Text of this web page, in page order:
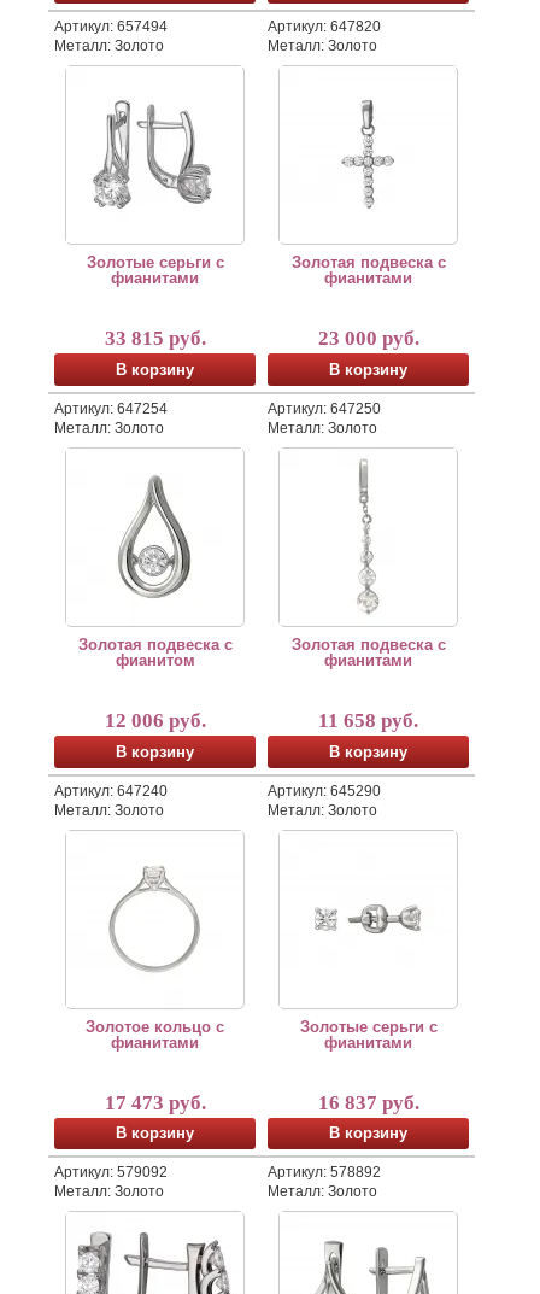
Артикул: 657494
Металл: Золото
Артикул: 647820
Металл: Золото
Золотые серьги с фианитами
Золотые серьги с
фианитами
33 815 руб.
В корзину
Артикул: 647254
Металл: Золото
Золотая подвеска с
Золотая подвеска с
фианитами
23 000 руб.
В корзину
Артикул: 647250
Металл: Золото
Золотая подвеска с фианитом
Золотая подвеска с
фианитом
12 006 руб.
В корзину
Артикул: 647240
Металл: Золото
Золотая подвеска с
Золотая подвеска с
фианитами
11 658 руб.
В корзину
Артикул: 645290
Металл: Золото
Золотое кольцо с фианитами
Золотое кольцо с
фианитами
17 473 руб.
В корзину
Артикул: 579092
Металл: Золото
Золотые серьги с фианитами
Золотые серьги с
фианитами
16 837 руб.
В корзину
Артикул: 578892
Металл: Золото
Золотые серьги с фианитамиЗолотые серьги с фианитами